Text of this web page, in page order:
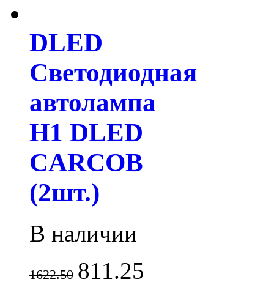
DLED
Светодиодная
автолампа
H1 DLED
CARCOB
(2шт.)
В наличии
1622.50 811.25